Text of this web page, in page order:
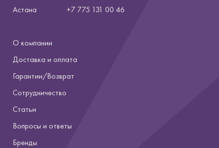
Астана
+7 775 131 00 46
О компании
Доставка и оплата
Гарантии/Возврат
Сотрудничество
Статьи
Вопросы и ответы
Бренды